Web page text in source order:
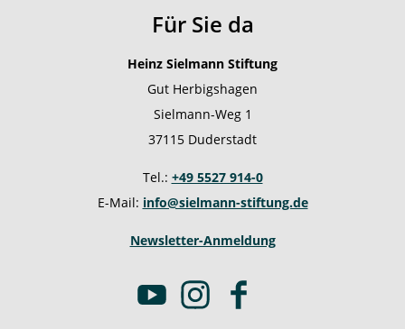
Für Sie da
Heinz Sielmann Stiftung
Gut Herbigshagen
Sielmann-Weg 1
37115 Duderstadt
Tel.: +49 5527 914-0
E-Mail: info@sielmann-stiftung.de
Newsletter-Anmeldung
Y
I
n
F